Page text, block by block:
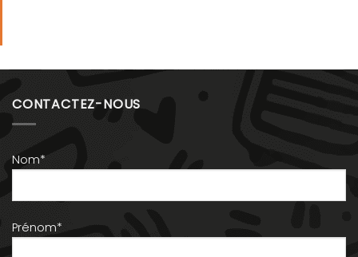
CONTACTEZ-NOUS
Nom*
Prénom*